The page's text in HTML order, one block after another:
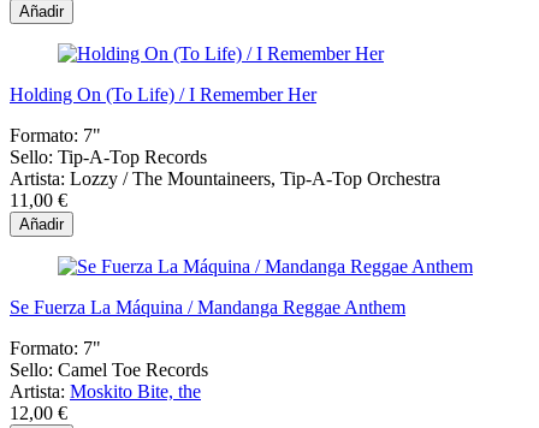
Añadir
Holding On (To Life) / I Remember Her
Formato: 7"
Sello: Tip-A-Top Records
Artista: Lozzy / The Mountaineers, Tip-A-Top Orchestra
11,00 €
Añadir
Se Fuerza La Máquina / Mandanga Reggae Anthem
Formato: 7"
Sello: Camel Toe Records
Artista: Moskito Bite, the
12,00 €